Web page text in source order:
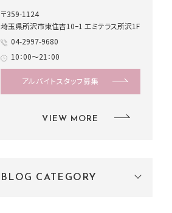
〒359-1124
埼玉県所沢市東住吉10ｰ1 エミテラス所沢1F
04-2997-9680
10：00～21：00
アルバイトスタッフ募集
VIEW MORE
BLOG CATEGORY